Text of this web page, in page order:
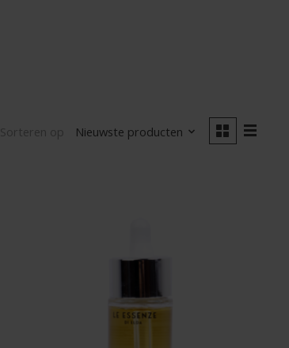
Sorteren op Nieuwste producten